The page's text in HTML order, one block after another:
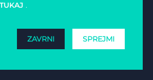
TUKAJ .
ZAVRNI SPREJMI